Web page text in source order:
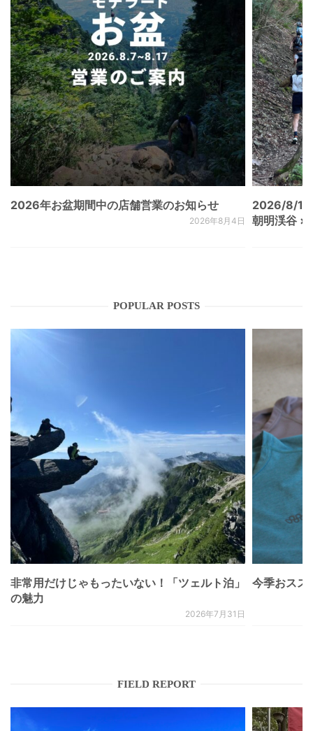
2026年お盆期間中の店舗営業のお知らせ
2026年8月4日
2026/8/
朝明渓谷 ×
POPULAR POSTS
非常用だけじゃもったいない！「ツェルト泊」
の魅力
2026年7月31日
今季おスス
FIELD REPORT